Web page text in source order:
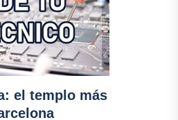
el templo más